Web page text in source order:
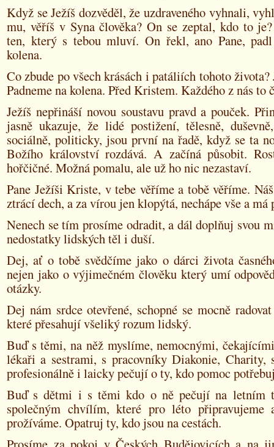
Když se Ježíš dozvěděl, že uzdraveného vyhnali,
mu, věříš v Syna člověka? On se zeptal, kdo to
ten, který s tebou mluví. On řekl, ano Pane,
kolena.
Co zbude po všech krásách i patáliích tohoto života?
Padneme na kolena. Před Kristem. Každého z nás to
Ježíš nepřináší novou soustavu pravd a pouček.
jasně ukazuje, že lidé postižení, tělesně,
sociálně, politicky, jsou první na řadě, když se ta
Božího království rozdává. A začíná působit.
hořčičné. Možná pomalu, ale už ho nic nezastaví.
Pane Ježíši Kriste, v tebe věříme a tobě věříme.
ztrácí dech, a za vírou jen klopýtá, nechápe vše a má
Nenech se tím prosíme odradit, a dál doplňuj svou
nedostatky lidských těl i duší.
Dej, ať o tobě svědčíme jako o dárci života
nejen jako o výjimečném člověku který umí
otázky.
Dej nám srdce otevřené, schopné se mocně
které přesahují všeliký rozum lidský.
Buď s těmi, na něž myslíme, nemocnými,
lékaři a sestrami, s pracovníky Diakonie, Charity,
profesionálně i laicky pečují o ty, kdo pomoc
Buď s dětmi i s těmi kdo o ně pečují na letním
společným chvílím, které pro léto připravujeme
prožíváme. Opatruj ty, kdo jsou na cestách.